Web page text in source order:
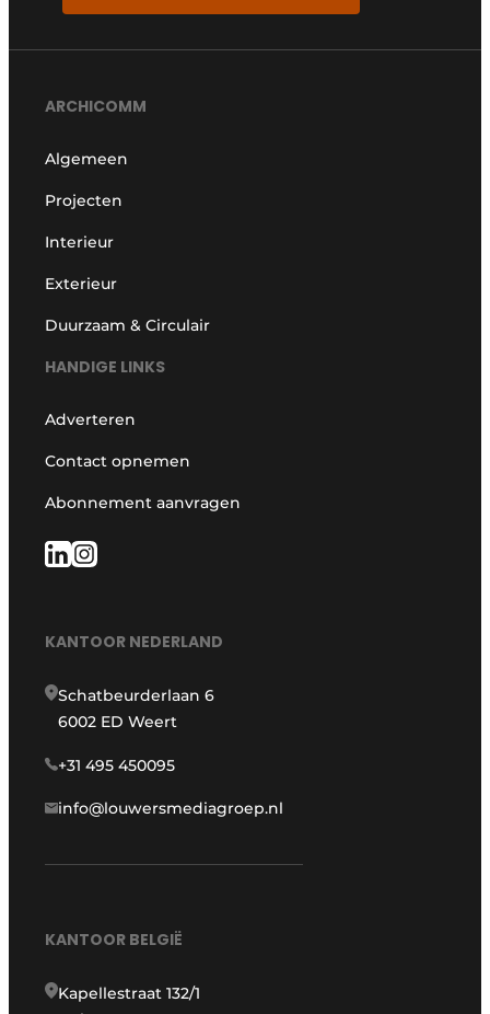
ARCHICOMM
Algemeen
Projecten
Interieur
Exterieur
Duurzaam & Circulair
HANDIGE LINKS
Adverteren
Contact opnemen
Abonnement aanvragen
KANTOOR NEDERLAND
Schatbeurderlaan 6
6002 ED Weert
+31 495 450095
info@louwersmediagroep.nl
KANTOOR BELGIË
Kapellestraat 132/1